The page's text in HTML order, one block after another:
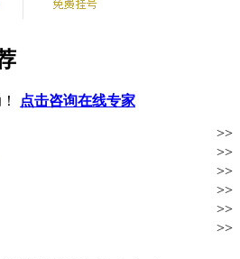
点击咨询在线专家
>>
>>
>>
>>
>>
>>